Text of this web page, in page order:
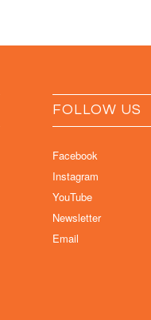
FOLLOW US
Facebook
Instagram
YouTube
Newsletter
Email